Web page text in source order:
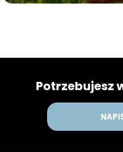
Potrzebujesz